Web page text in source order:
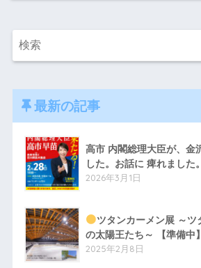
最新の記事
高市 内閣総理大臣が、金
した。お話に 痺れました。
2026年3月1日
ツタンカーメン展 ～ツ
の太陽王たち～ 【準備中
2025年2月8日